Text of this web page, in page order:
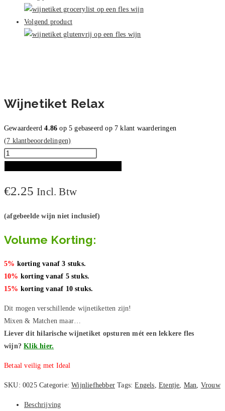
Volgend product
Wijnetiket Relax
Gewaardeerd4.86 op 5 gebaseerd op 7 klant waarderingen
(7 klantbeoordelingen)
Wijnetiket
€2.25 Incl. Btw
(afgebeelde wijn niet inclusief)
Volume Korting:
5% korting vanaf 3 stuks.
10% korting vanaf 5 stuks.
15% korting vanaf 10 stuks.
Dit mogen verschillende wijnetiketten zijn!
Mixen & Matchen maar…
Liever dit hilarische wijnetiket opsturen mét een lekkere fles
wijn? Klik hier.
Betaal veilig met Ideal
SKU: 0025 Categorie:Wijnliefhebber Tags:Engels,Etentje, Man, Vrouw
Beschrijving